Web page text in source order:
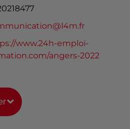
www.24h-emploi-
angers-2022